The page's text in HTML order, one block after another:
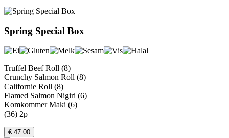
Spring Special Box
Truffel Beef Roll (8)
Crunchy Salmon Roll (8)
Californie Roll (8)
Flamed Salmon Nigiri (6)
Komkommer Maki (6)
(36) 2p
€ 47.00